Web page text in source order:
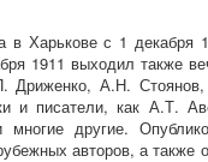
Харькове с 1 декабря
1911 выходил также
Дриженко, А.Н.
и писатели, как А.Т.
другие.
авторов, а также